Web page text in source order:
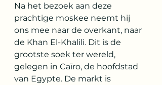
Na het bezoek aan deze
prachtige moskee neemt hij
ons mee naar de overkant, naar
de Khan El-Khalili. Dit is de
grootste soek ter wereld,
gelegen in Caïro, de hoofdstad
van Egypte. De markt is